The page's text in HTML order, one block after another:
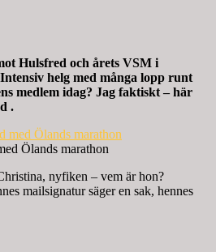
Hulsfred och årets VSM i
helg med många lopp runt
medlem idag? Jag faktiskt – här
.
Ölands marathon
nyfiken – vem är hon?
mailsignatur säger en sak, hennes